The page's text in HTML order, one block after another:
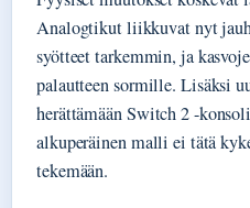
Analogtikut liikkuvat nyt
syötteet tarkemmin, ja
palautteen sormille. Lisäksi
herättämään Switch 2 -
alkuperäinen malli ei tätä
tekemään.